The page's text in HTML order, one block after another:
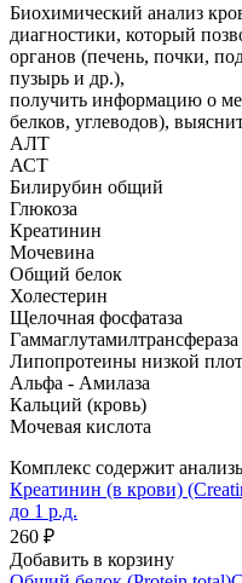
Биохимический анализ
диагностики, который
органов (печень, почки,
пузырь и др.),
получить информацию о
белков, углеводов),
АЛТ
АСТ
Билирубин общий
Глюкоза
Креатинин
Мочевина
Общий белок
Холестерин
Щелочная фосфатаза
Липопротеины низкой
Альфа - Амилаза
Кальций (кровь)
Мочевая кислота
Комплекс содержит
Креатинин (в крови)
до 1 р.д.
260 ₽
Добавить в корзину